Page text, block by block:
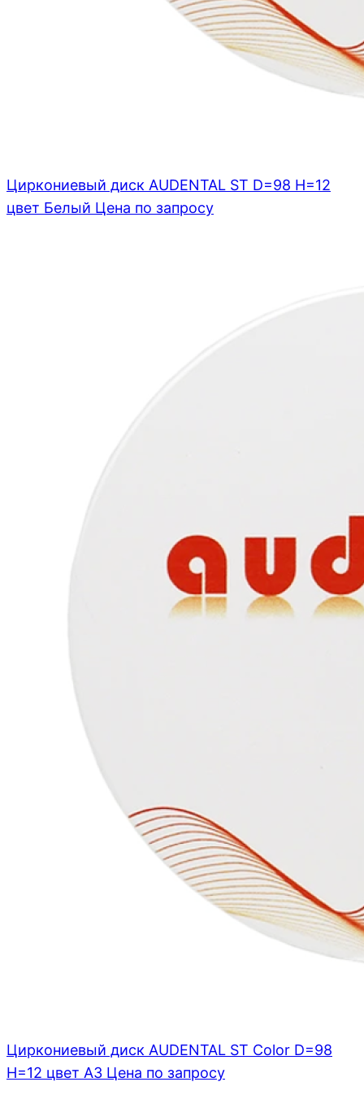
Циркониевый диск AUDENTAL ST D=98 H=12
цвет Белый Цена по запросу
Циркониевый диск AUDENTAL ST Color D=98
H=12 цвет A3 Цена по запросу